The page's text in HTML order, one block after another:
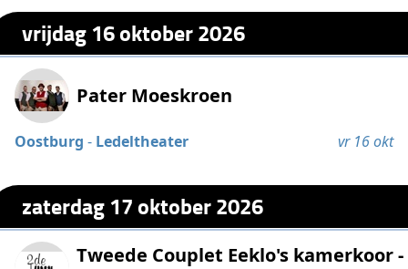
vrijdag 16 oktober 2026
Pater Moeskroen
Oostburg - Ledeltheater vr 16 okt
zaterdag 17 oktober 2026
Tweede Couplet Eeklo's kamerkoor -